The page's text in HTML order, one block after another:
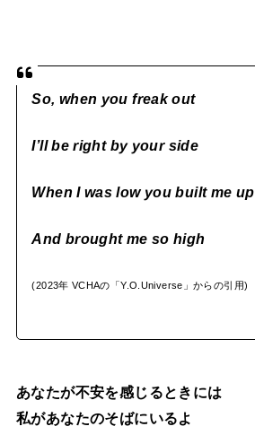
So, when you freak out
I’ll be right by your side
When I was low you built me up
And brought me so high
(2023年 VCHAの「Y.O.Universe」からの引用)
あなたが不安を感じるときには
私があなたのそばにいるよ